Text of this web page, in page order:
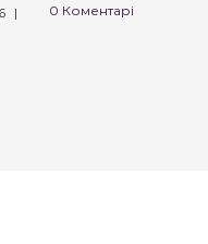
|
0 Коментарі